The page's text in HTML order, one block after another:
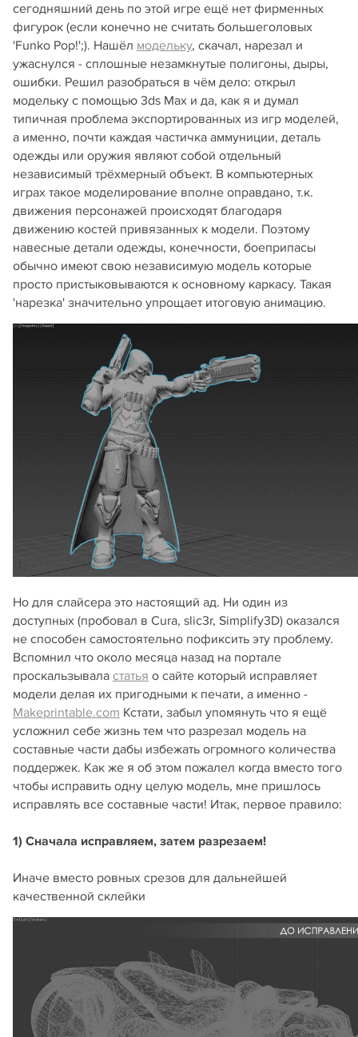
сегодняшний день по этой игре ещё нет фирменных
фигурок (если конечно не считать большеголовых
'Funko Pop!';). Нашёл модельку, скачал, нарезал и
ужаснулся - сплошные незамкнутые полигоны, дыры,
ошибки. Решил разобраться в чём дело: открыл
модельку с помощью 3ds Max и да, как я и думал
типичная проблема экспортированных из игр моделей,
а именно, почти каждая частичка аммуниции, деталь
одежды или оружия являют собой отдельный
независимый трёхмерный объект. В компьютерных
играх такое моделирование вполне оправдано, т.к.
движения персонажей происходят благодаря
движению костей привязанных к модели. Поэтому
навесные детали одежды, конечности, боеприпасы
обычно имеют свою независимую модель которые
просто пристыковываются к основному каркасу. Такая
'нарезка' значительно упрощает итоговую анимацию.
Но для слайсера это настоящий ад. Ни один из
доступных (пробовал в Cura, slic3r, Simplify3D) оказался
не способен самостоятельно пофиксить эту проблему.
Вспомнил что около месяца назад на портале
проскальзывала статья о сайте который исправляет
модели делая их пригодными к печати, а именно -
Makeprintable.com Кстати, забыл упомянуть что я ещё
усложнил себе жизнь тем что разрезал модель на
составные части дабы избежать огромного количества
поддержек. Как же я об этом пожалел когда вместо того
чтобы исправить одну целую модель, мне пришлось
исправлять все составные части! Итак, первое правило:
1) Сначала исправляем, затем разрезаем!
Иначе вместо ровных срезов для дальнейшей
качественной склейки